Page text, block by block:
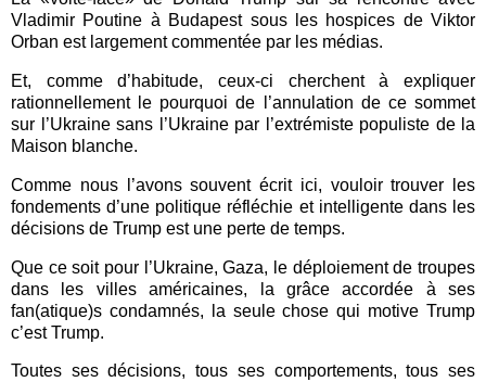
Vladimir Poutine à Budapest sous les hospices de Viktor
Orban est largement commentée par les médias.
Et, comme d’habitude, ceux-ci cherchent à expliquer
rationnellement le pourquoi de l’annulation de ce sommet
sur l’Ukraine sans l’Ukraine par l’extrémiste populiste de la
Maison blanche.
Comme nous l’avons souvent écrit ici, vouloir trouver les
fondements d’une politique réfléchie et intelligente dans les
décisions de Trump est une perte de temps.
Que ce soit pour l’Ukraine, Gaza, le déploiement de troupes
dans les villes américaines, la grâce accordée à ses
fan(atique)s condamnés, la seule chose qui motive Trump
c’est Trump.
Toutes ses décisions, tous ses comportements, tous ses